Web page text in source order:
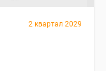
2 квартал 2029